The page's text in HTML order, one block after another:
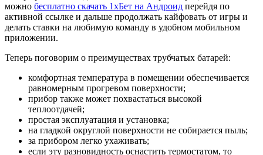
можно бесплатно скачать 1хБет на Андроид перейдя по
активной ссылке и дальше продолжать кайфовать от игры и
делать ставки на любимую команду в удобном мобильном
приложении.
Теперь поговорим о преимуществах трубчатых батарей:
комфортная температура в помещении обеспечивается
равномерным прогревом поверхности;
прибор также может похвастаться высокой
теплоотдачей;
простая эксплуатация и установка;
на гладкой округлой поверхности не собирается пыль;
за прибором легко ухаживать;
если эту разновидность оснастить термостатом, то